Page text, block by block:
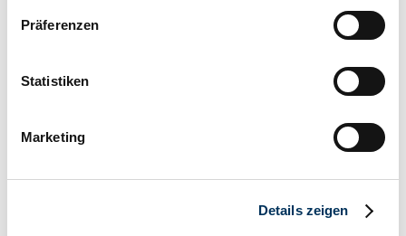
Informationen über Ihre geografische Lage
können
bestimmten Merkmalen (Fingerprinting) identifizieren
Erfahren Sie mehr darüber, wie Ihre persönlichen Daten
Präferenzen
Statistiken
Marketing
Details zeigen